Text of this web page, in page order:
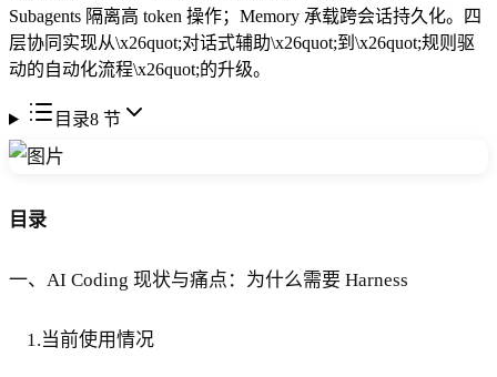
Subagents 隔离高 token 操作；Memory 承载跨会话持久化。四
层协同实现从\x26quot;对话式辅助\x26quot;到\x26quot;规则驱
动的自动化流程\x26quot;的升级。
目录8节
目录
一、AI Coding 现状与痛点：为什么需要 Harness
1.当前使用情况